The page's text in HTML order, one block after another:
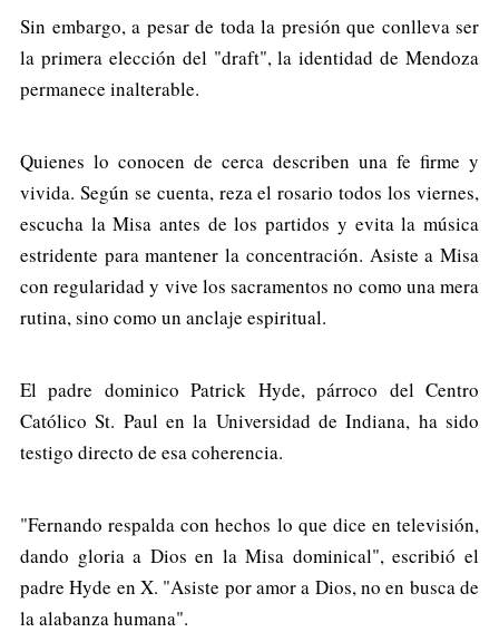
Sin embargo, a pesar de toda la presión que conlleva ser
la primera elección del "draft", la identidad de Mendoza
permanece inalterable.
Quienes lo conocen de cerca describen una fe firme y
vivida. Según se cuenta, reza el rosario todos los viernes,
escucha la Misa antes de los partidos y evita la música
estridente para mantener la concentración. Asiste a Misa
con regularidad y vive los sacramentos no como una mera
rutina, sino como un anclaje espiritual.
El padre dominico Patrick Hyde, párroco del Centro
Católico St. Paul en la Universidad de Indiana, ha sido
testigo directo de esa coherencia.
"Fernando respalda con hechos lo que dice en televisión,
dando gloria a Dios en la Misa dominical", escribió el
padre Hyde en X. "Asiste por amor a Dios, no en busca de
la alabanza humana".